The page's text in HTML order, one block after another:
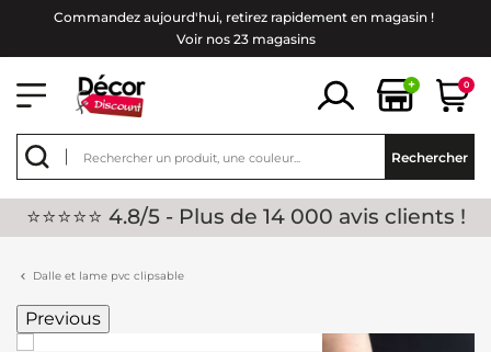
Commandez aujourd'hui, retirez rapidement en magasin !
Voir nos 23 magasins
+ 0
Rechercher
⭐⭐⭐⭐⭐ 4.8/5 - Plus de 14 000 avis clients !
Dalle et lame pvc clipsable
Previous